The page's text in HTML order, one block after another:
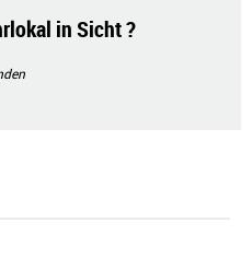
in Sicht ?